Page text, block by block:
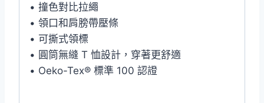
• 撞色對比拉繩
• 領口和肩膀帶壓條
• 可撕式領標
• 圓筒無縫 T 恤設計，穿著更舒適
• Oeko-Tex® 標準 100 認證